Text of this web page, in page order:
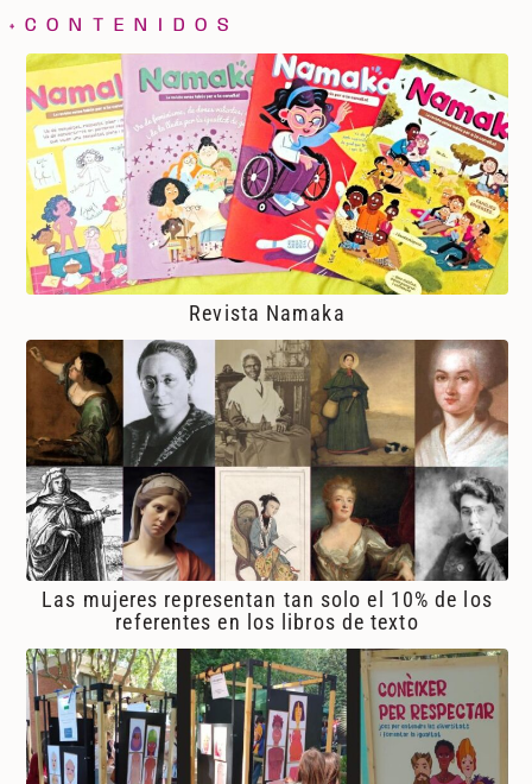
+CONTENIDOS
Revista Namaka
Las mujeres representan tan solo el 10% de los
referentes en los libros de texto